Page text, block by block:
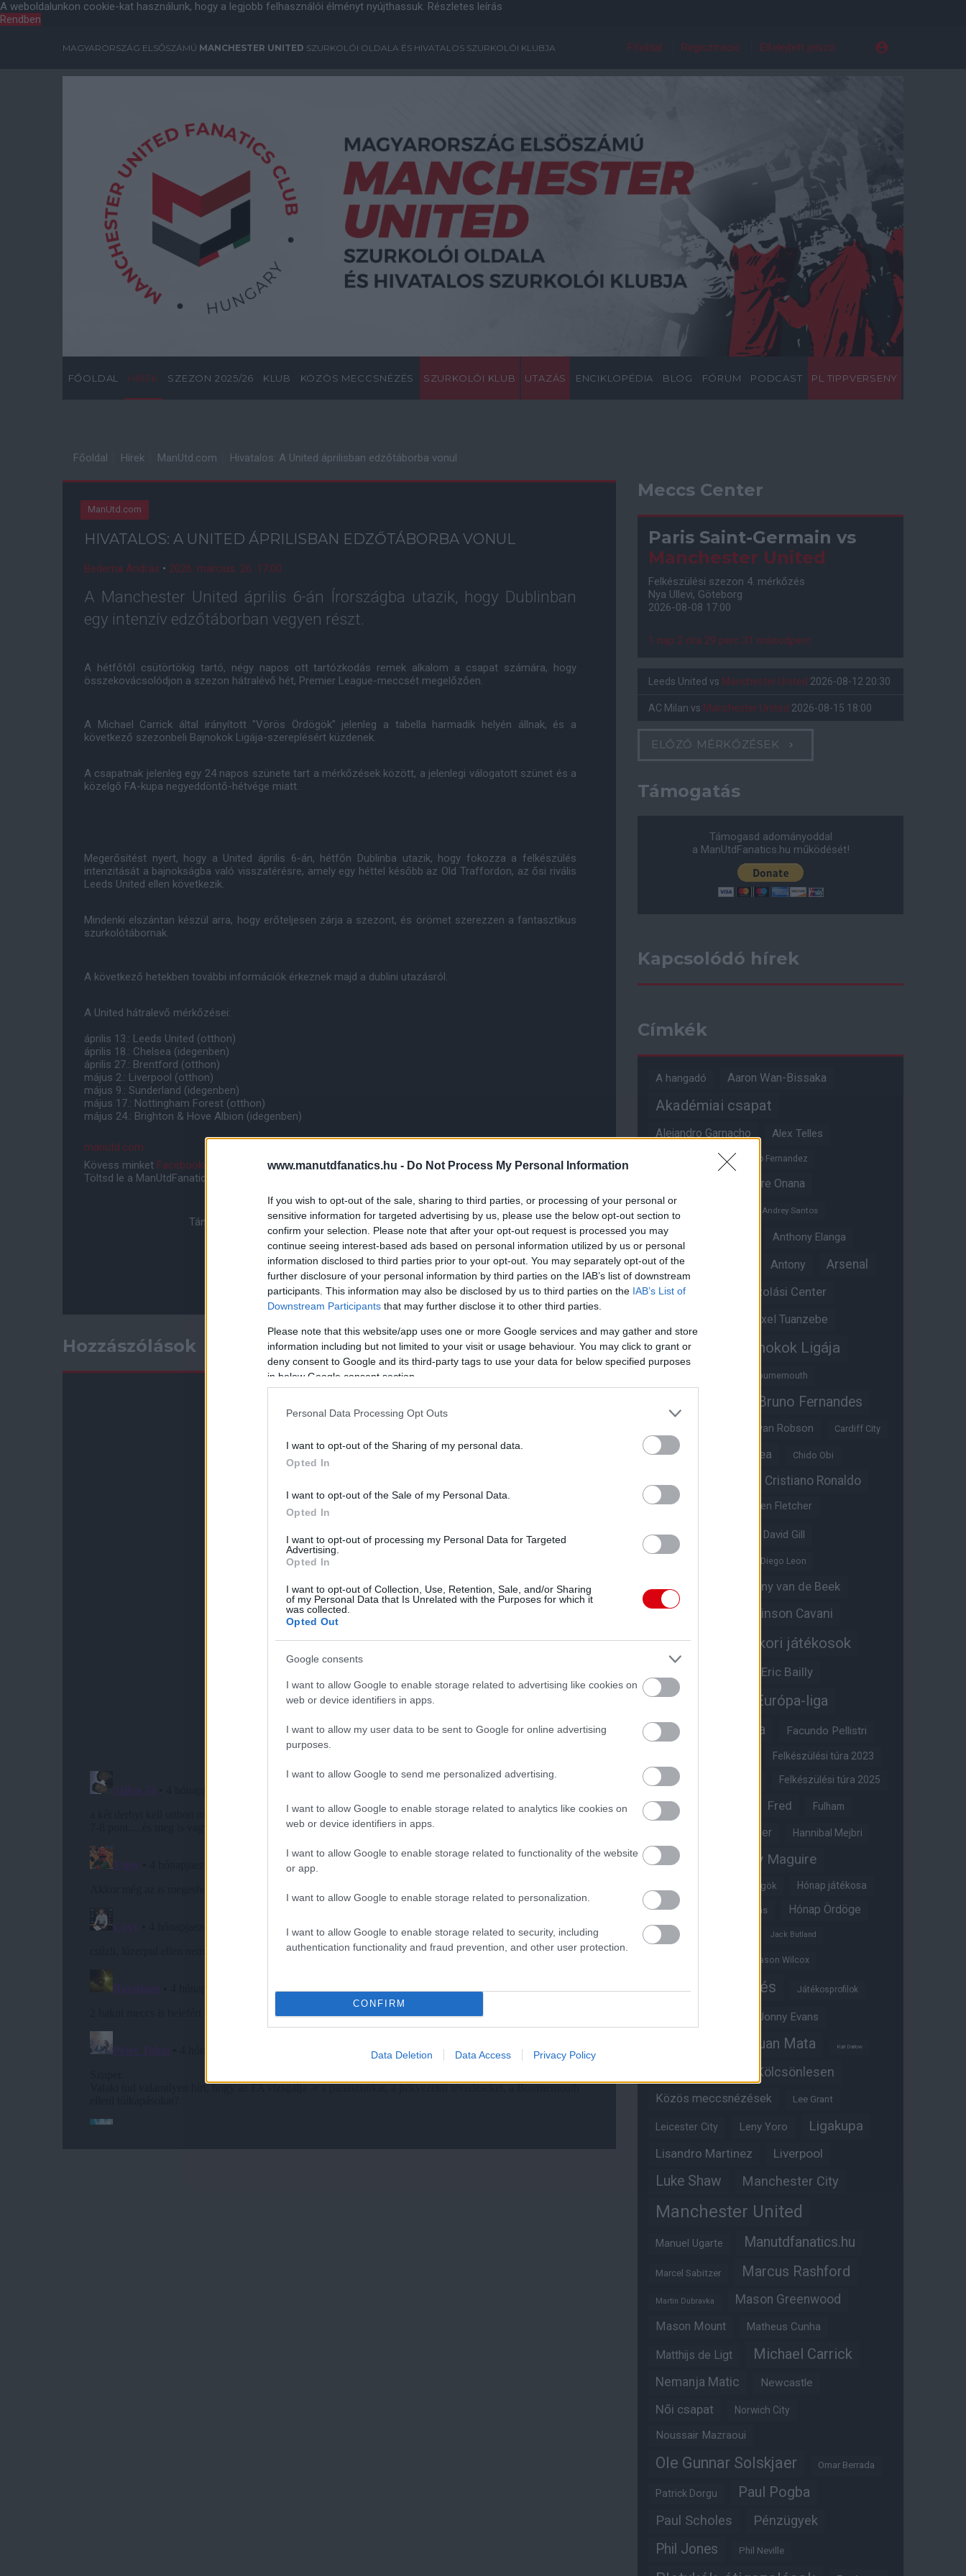
www.manutdfanatics.hu - Do Not Process My Personal Information
If you wish to opt-out of the sale, sharing to third parties, or processing of your personal or
sensitive information for targeted advertising by us, please use the below opt-out section to
confirm your selection. Please note that after your opt-out request is processed you may
continue seeing interest-based ads based on personal information utilized by us or personal
information disclosed to third parties prior to your opt-out. You may separately opt-out of the
further disclosure of your personal information by third parties on the IAB’s list of downstream
participants. This information may also be disclosed by us to third parties on the IAB’s List of
Downstream Participants that may further disclose it to other third parties.
Please note that this website/app uses one or more Google services and may gather and store
information including but not limited to your visit or usage behaviour. You may click to grant or
deny consent to Google and its third-party tags to use your data for below specified purposes
in below Google consent section.
Personal Data Processing Opt Outs
I want to opt-out of the Sharing of my personal data.
Opted In
I want to opt-out of the Sale of my Personal Data.
Opted In
I want to opt-out of processing my Personal Data for Targeted
Advertising.
Opted In
I want to opt-out of Collection, Use, Retention, Sale, and/or Sharing
of my Personal Data that Is Unrelated with the Purposes for which it
was collected.
Opted Out
Google consents
I want to allow Google to enable storage related to advertising like cookies on
web or device identifiers in apps.
I want to allow my user data to be sent to Google for online advertising
purposes.
I want to allow Google to send me personalized advertising.
I want to allow Google to enable storage related to analytics like cookies on
web or device identifiers in apps.
I want to allow Google to enable storage related to functionality of the website
or app.
I want to allow Google to enable storage related to personalization.
I want to allow Google to enable storage related to security, including
authentication functionality and fraud prevention, and other user protection.
CONFIRM
Data Deletion Data Access Privacy Policy
A weboldalunkon cookie-kat használunk, hogy a legjobb felhasználói élményt nyújthassuk. Részletes leírás
Rendben
MAGYARORSZÁG ELSŐSZÁMÚ MANCHESTER UNITED SZURKOLÓI OLDALA ÉS HIVATALOS SZURKOLÓI KLUBJA Főoldal Regisztráció Elfelejtett jelszó
FŐOLDAL HÍREK SZEZON 2025/26 KLUB KÖZÖS MECCSNÉZÉS SZURKOLÓI KLUB UTAZÁS ENCIKLOPÉDIA BLOG FÓRUM PODCAST PL TIPPVERSENY
Főoldal Hírek ManUtd.com Hivatalos: A United áprilisban edzőtáborba vonul
ManUtd.com
HIVATALOS: A UNITED ÁPRILISBAN EDZŐTÁBORBA VONUL
Bederna András • 2026. március. 26. 17:00
A Manchester United április 6-án Írországba utazik, hogy Dublinban
egy intenzív edzőtáborban vegyen részt.
A hétfőtől csütörtökig tartó, négy napos ott tartózkodás remek alkalom a csapat számára, hogy
összekovácsolódjon a szezon hátralévő hét, Premier League-meccsét megelőzően.
A Michael Carrick által irányított "Vörös Ördögök" jelenleg a tabella harmadik helyén állnak, és a
következő szezonbeli Bajnokok Ligája-szereplésért küzdenek.
A csapatnak jelenleg egy 24 napos szünete tart a mérkőzések között, a jelenlegi válogatott szünet és a
közelgő FA-kupa negyeddöntő-hétvége miatt.
Megerősítést nyert, hogy a United április 6-án, hétfőn Dublinba utazik, hogy fokozza a felkészülés
intenzitását a bajnokságba való visszatérésre, amely egy héttel később az Old Traffordon, az ősi rivális
Leeds United ellen következik.
Mindenki elszántan készül arra, hogy erőteljesen zárja a szezont, és örömet szerezzen a fantasztikus
szurkolótábornak.
A következő hetekben további információk érkeznek majd a dublini utazásról.
A United hátralevő mérkőzései:
április 13.: Leeds United (otthon)
április 18.: Chelsea (idegenben)
április 27.: Brentford (otthon)
május 2.: Liverpool (otthon)
május 9.: Sunderland (idegenben)
május 17.: Nottingham Forest (otthon)
május 24.: Brighton & Hove Albion (idegenben)
manutd.com
Kövess minket Facebookon InstagramonésYouTube-on is!
Töltsd le a ManUtdFanatics.hu mobil applikációt
Támogasd adományoddal a ManUtdFanatics.hu működését!
Hozzászólások
Meccs Center
Paris Saint-Germain vs
Manchester United
Felkészülési szezon 4. mérkőzés
Nya Ullevi, Göteborg
2026-08-08 17:00
1 nap 2 óra 29 perc 30 másodperc
Leeds United vs Manchester United 2026-08-12 20:30
AC Milan vs Manchester United 2026-08-15 18:00
ELŐZŐ MÉRKŐZÉSEK
Támogatás
Támogasd adományoddal
a ManUtdFanatics.hu működését!
Kapcsolódó hírek
Címkék
A hangadó Aaron Wan-Bissaka
Akadémiai csapat
Alejandro Garnacho Alex Telles
Alvaro Fernandez
Andre Onana
Andreas Pereira
Andrey Santos
Angol válogatott Anthony Elanga
Anthony Martial Antony Arsenal
Aston Villa Átigazolási Center
Axel Tuanzebe
Ayden Heaven Bajnokok Ligája
Bournemouth
Bruno Fernandes
Bryan Robson Cardiff City
Casemiro Chelsea Chido Obi
Cristiano Ronaldo
Crystal Palace Darren Fletcher
David De Gea David Gill
Diego Leon
Diogo Dalot
Donny van de Beek
Edinson Cavani
Edzői stáb Egykori játékosok
Eric Bailly
Erik ten Hag Európa-liga
Everton FA-kupa Facundo Pellistri
Felkészülési túra 2023
Felkészülési túra 2024 Felkészülési túra 2025
Felkészülési túra 2026 Fred Fulham
Glazer Hannibal Mejbri
Harry Amass Harry Maguire
Híres magyar Vörös Ördögök Hónap játékosa
Hónap legjobbja szavazás Hónap Ördöge
Hull City Jack Butland
Jason Wilcox
Játékosértékelés Játékosprofilok
Jonny Evans
Juan Mata Karl Darlow
Kölcsönlesen
Közös meccsnézések Lee Grant
Leicester City Leny Yoro Ligakupa
Lisandro Martinez Liverpool
Luke Shaw Manchester City
Manchester United
Manuel Ugarte Manutdfanatics.hu
Marcel Sabitzer Marcus Rashford
Martin Dubravka Mason Greenwood
Mason Mount Matheus Cunha
Matthijs de Ligt Michael Carrick
Nemanja Matic Newcastle
Női csapat Norwich City
Noussair Mazraoui
Ole Gunnar Solskjaer Omar Berrada
Patrick Dorgu Paul Pogba
Paul Scholes Pénzügyek
Phil Jones Phil Neville